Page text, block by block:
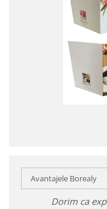
Avantajele Borealy
Dorim ca